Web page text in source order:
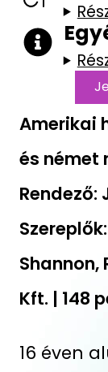
Amerikai
és német
Rendező:
Shannon,
Kft. | 148
16 éven